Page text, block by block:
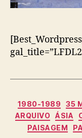
1980-1989 35
ARQUIVO
ÁSIA
PAISAGEM